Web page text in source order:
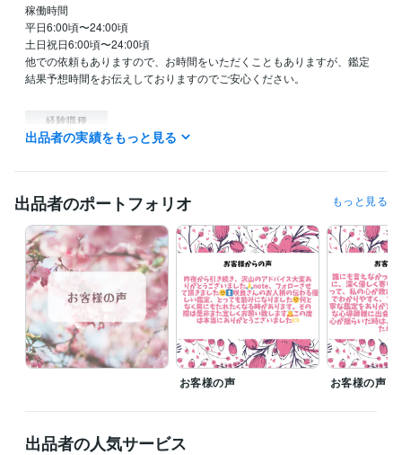
稼働時間
平日6:00頃〜24:00頃
土日祝日6:00頃〜24:00頃
他での依頼もありますので、お時間をいただくこともありますが、鑑定
結果予想時間をお伝えしておりますのでご安心ください。
経験職種
ライフスタイル・その他 / 占い師
ライフスタイル・その他 / カウンセラー・コーチ 経験年数 : 10年
ライフスタイル・その他 / 保育士・ベビーシッター
ライフスタイル・その他 / 公務員
受賞歴
シルバーランク
資格・検定
認定心理士 取得年 : 2014年
保育士 取得年 : 1989年
幼稚園教諭免許 取得年 : 1989年
普通自動車第一種運転免許 取得年 : 1989年
Excel:25年Google スプレッドシート:2年Google ドキュメント:2年
PowerPoint:15年
iMovie:3年Canva:0年
出品者の実績をもっと見る
出品者のポートフォリオ もっと見る
お客様の声 お客様の声
出品者の人気サービス